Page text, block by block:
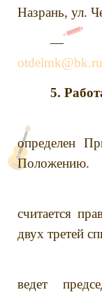
Назрань, ул.
— в
5.
5.1
определен
Положению.
5.2
считается
двух третей
5.3
ведет